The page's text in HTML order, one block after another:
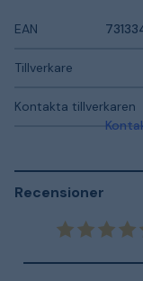
EAN
Tillverkare
Kontakta tillverkaren
Recensioner